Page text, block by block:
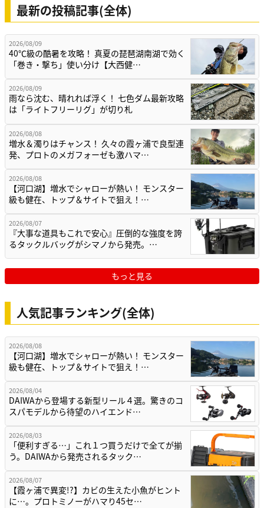
最新の投稿記事(全体)
2026/08/09
40℃級の酷暑を攻略！ 真夏の琵琶湖南湖で効く
「巻き・撃ち」使い分け【大西健…
2026/08/09
雨なら沈む、晴れれば浮く！ 七色ダム最新攻略
は「ライトフリーリグ」が切り札
2026/08/08
増水＆濁りはチャンス！ 久々の霞ヶ浦で良型連
発、プロトのメガフォーゼも激ハマ…
2026/08/08
【河口湖】増水でシャローが熱い！ モンスター
級も健在、トップ＆サイトで狙え！…
2026/08/07
『大事な道具もこれで安心』圧倒的な強度を誇
るタックルバッグがシマノから発売。…
もっと見る
人気記事ランキング(全体)
2026/08/08
【河口湖】増水でシャローが熱い！ モンスター
級も健在、トップ＆サイトで狙え！…
2026/08/04
DAIWAから登場する新型リール４選。驚きのコ
スパモデルから待望のハイエンド…
2026/08/03
「便利すぎる…」これ１つ買うだけで全てが揃
う。DAIWAから発売されるタック…
2026/08/07
【霞ヶ浦で異変!?】カビの生えた小魚がヒント
に…。プロトミノーがハマり45セ…